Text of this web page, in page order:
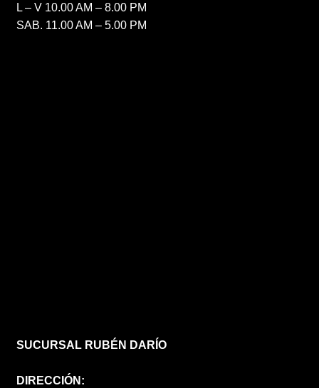
L – V 10.00 AM – 8.00 PM
SAB. 11.00 AM – 5.00 PM
SUCURSAL RUBÉN DARÍO
DIRECCIÓN: